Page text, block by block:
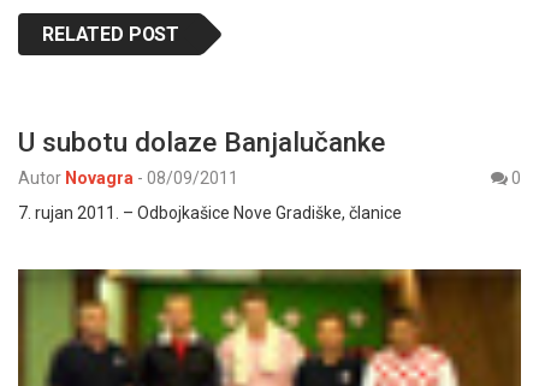
RELATED POST
U subotu dolaze Banjalučanke
Autor Novagra - 08/09/2011
0
7. rujan 2011. – Odbojkašice Nove Gradiške, članice